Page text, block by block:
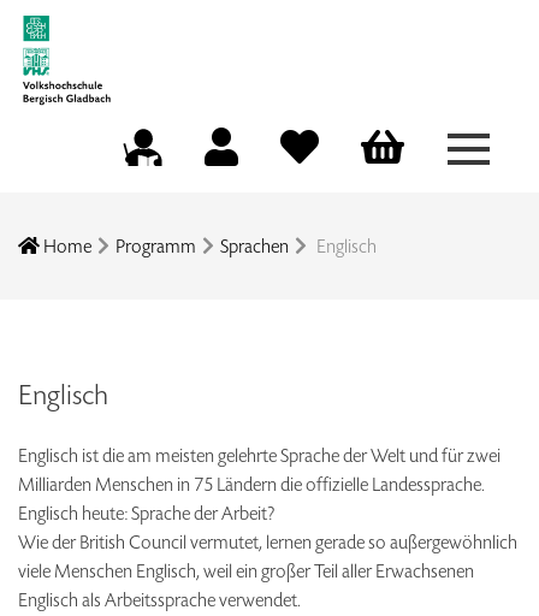
Menü
Home Programm Sprachen Englisch
Englisch
Englisch ist die am meisten gelehrte Sprache der Welt und für zwei
Milliarden Menschen in 75 Ländern die offizielle Landessprache.
Englisch heute: Sprache der Arbeit?
Wie der British Council vermutet, lernen gerade so außergewöhnlich
viele Menschen Englisch, weil ein großer Teil aller Erwachsenen
Englisch als Arbeitssprache verwendet.